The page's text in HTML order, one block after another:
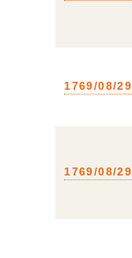
1769/08/29
1769/08/29